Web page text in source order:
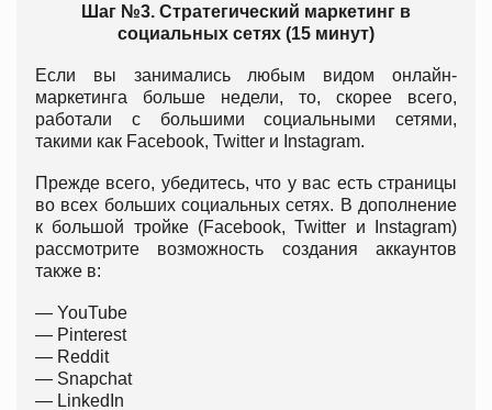
Шаг №3. Стратегический маркетинг в
социальных сетях (15 минут)
Если вы занимались любым видом онлайн-
маркетинга больше недели, то, скорее всего,
работали с большими социальными сетями,
такими как Facebook, Twitter и Instagram.
Прежде всего, убедитесь, что у вас есть страницы
во всех больших социальных сетях. В дополнение
к большой тройке (Facebook, Twitter и Instagram)
рассмотрите возможность создания аккаунтов
также в:
— YouTube
— Pinterest
— Reddit
— Snapchat
— LinkedIn